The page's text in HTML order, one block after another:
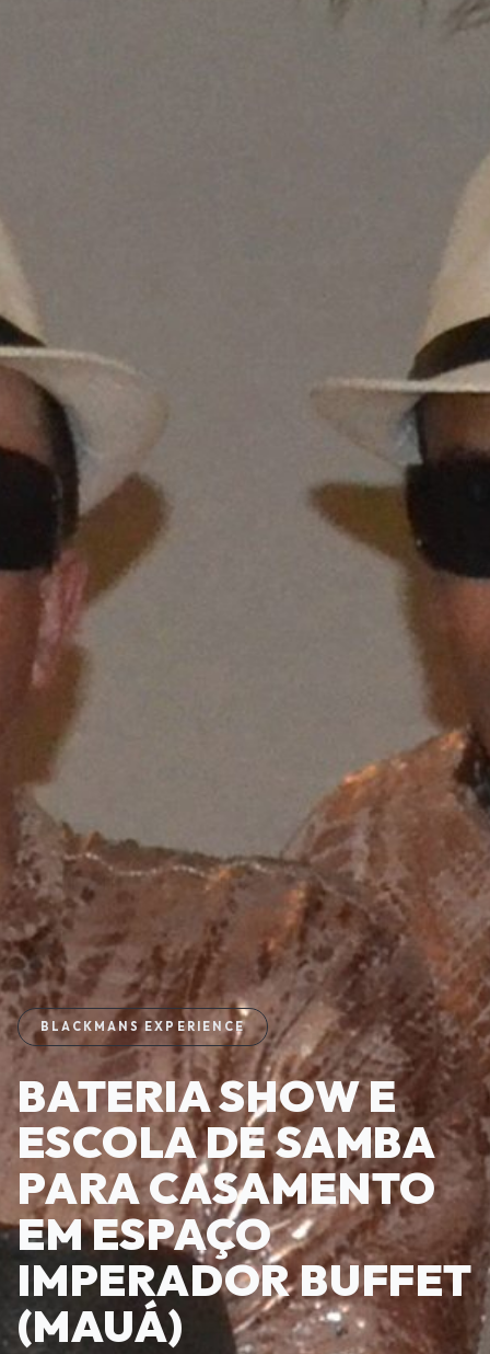
BLACKMANS EXPERIENCE
BATERIA SHOW E
ESCOLA DE SAMBA
PARA CASAMENTO
EM ESPAÇO
IMPERADOR BUFFET
(MAUÁ)